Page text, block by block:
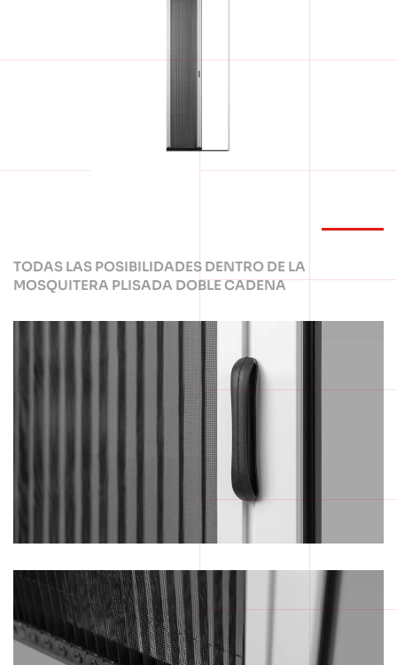
TODAS LAS POSIBILIDADES DENTRO DE LA
MOSQUITERA PLISADA DOBLE CADENA